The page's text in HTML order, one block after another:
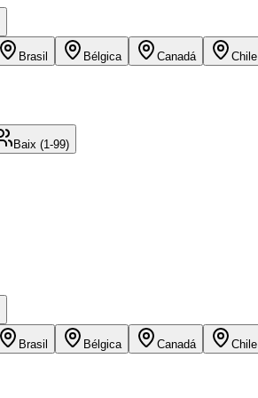
Brasil Bélgica Canadá Chile
Baix (1-99)
Brasil Bélgica Canadá Chile